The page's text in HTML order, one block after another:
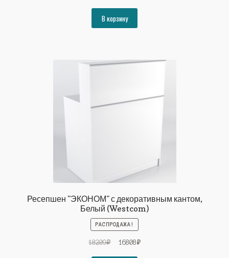
составляла
20983₽.
В корзину
Ресепшен "ЭКОНОМ" с декоративным кантом,
Белый (Westcom)
РАСПРОДАЖА!
18209₽
Первоначальная
16808₽Текущая